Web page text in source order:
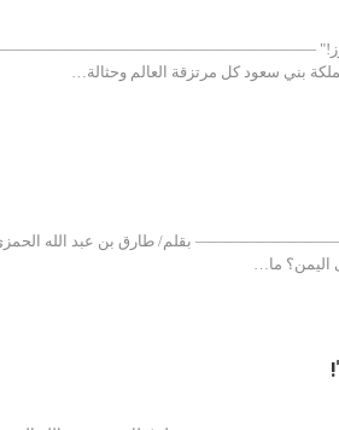
والرنجرز!" —————————————————————
بني سعود كل مرتزقة العالم وحثالة…
بقلم/ طارق بن عبد الله الحمزي
اليمن؟ ما…